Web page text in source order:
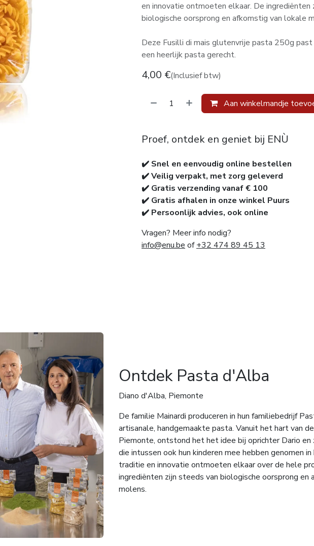
en innovatie ontmoeten elkaar. De ingrediënten
biologische oorsprong en afkomstig van lokale
Deze Fusilli di mais glutenvrije pasta 250g
een heerlijk pasta gerecht.
4,00 €(Inclusief btw)
Aan winkelmandje
Proef, ontdek en geniet bij ENÙ
✔️ Snel en eenvoudig online bestellen
✔️ Veilig verpakt, met zorg geleverd
✔️ Gratis verzending vanaf € 100
✔️ Gratis afhalen in onze winkel Puurs
✔️ Persoonlijk advies, ook online
Vragen? Meer info nodig?
info@enu.be of+32 474 89 45 13
Ontdek Pasta d'Alba
Diano d'Alba, Piemonte
De familie Mainardi produceren in hun familiebedrijf
artisanale, handgemaakte pasta. Vanuit het hart van
Piemonte, ontstond het het idee bij oprichter Dario en
die intussen ook hun kinderen mee hebben genomen
traditie en innovatie ontmoeten elkaar over de hele
ingrediënten zijn steeds van biologische oorsprong en
molens.